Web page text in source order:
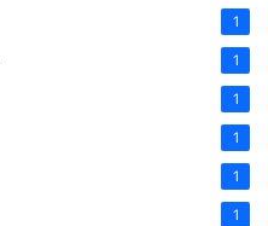
1
1
1
1
1
1